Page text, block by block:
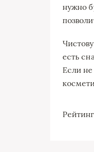
нужно
есть
Если